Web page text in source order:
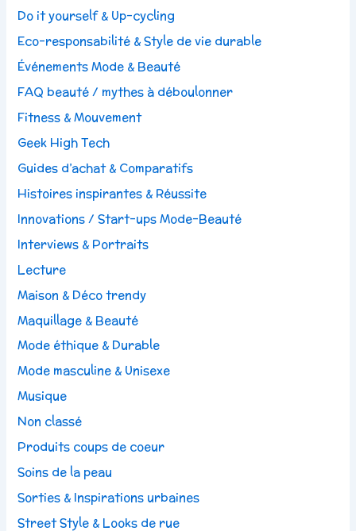
Do it yourself & Up-cycling
Eco-responsabilité & Style de vie durable
Événements Mode & Beauté
FAQ beauté / mythes à déboulonner
Fitness & Mouvement
Geek High Tech
Guides d’achat & Comparatifs
Histoires inspirantes & Réussite
Innovations / Start-ups Mode-Beauté
Interviews & Portraits
Lecture
Maison & Déco trendy
Maquillage & Beauté
Mode éthique & Durable
Mode masculine & Unisexe
Musique
Non classé
Produits coups de coeur
Soins de la peau
Sorties & Inspirations urbaines
Street Style & Looks de rue